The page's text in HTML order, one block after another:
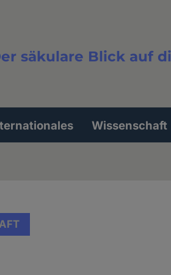
säkulare Blick auf
Wissenschaft